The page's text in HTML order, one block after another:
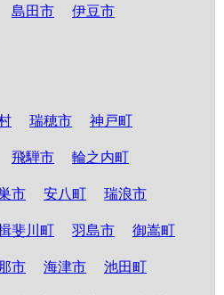
島田市 伊豆市
瑞穂市 神戸町
飛騨市 輪之内町
市 安八町 瑞浪市
斐川町 羽島市 御嵩町
市 海津市 池田町